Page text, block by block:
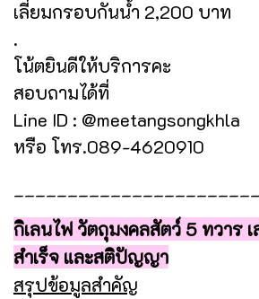
เลี่ยมกรอบกันน้ำ 2,200 บาท
.
โน้ตยินดีให้บริการคะ
สอบถามได้ที่
Line ID : @meetangsongkhla
หรือ โทร.089-4620910
กิเลนไฟ วัตถุมงคลสัตว์ 5 ทวาร
สำเร็จ และสติปัญญา
สรุปข้อมูลสำคัญ